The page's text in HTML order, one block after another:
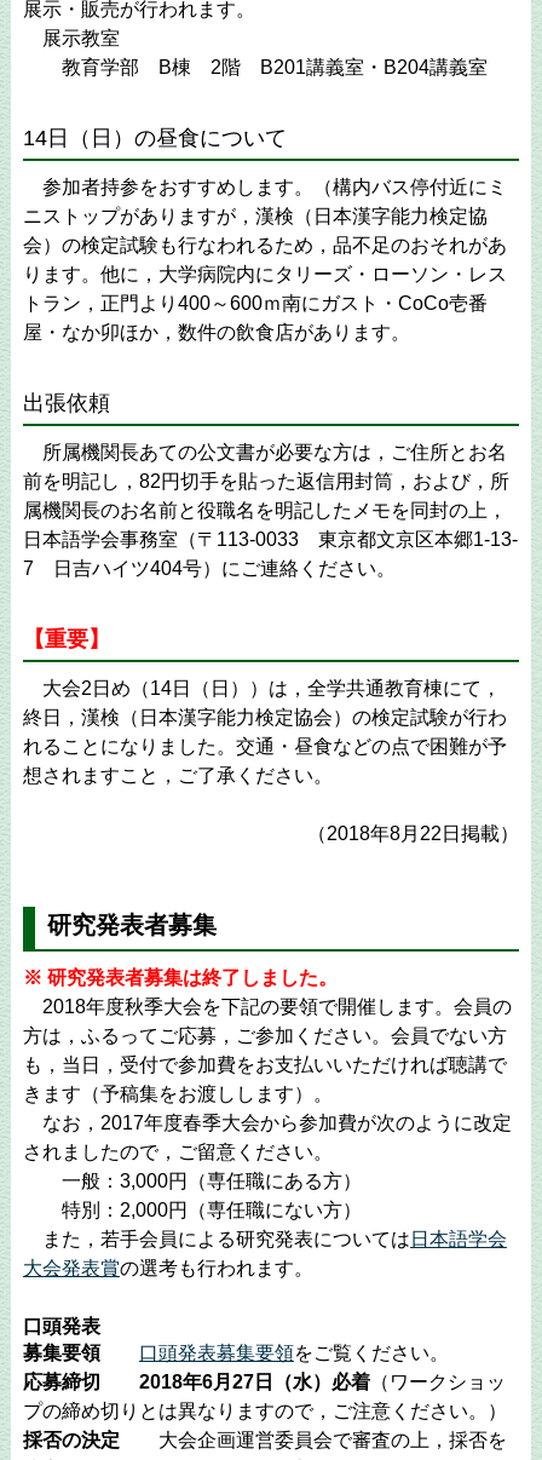
展示・販売が行われます。
展示教室
教育学部 B棟 2階 B201講義室・B204講義室
14日（日）の昼食について
参加者持参をおすすめします。（構内バス停付近にミ
ニストップがありますが，漢検（日本漢字能力検定協
会）の検定試験も行なわれるため，品不足のおそれがあ
ります。他に，大学病院内にタリーズ・ローソン・レス
トラン，正門より400～600ｍ南にガスト・CoCo壱番
屋・なか卯ほか，数件の飲食店があります。
出張依頼
所属機関長あての公文書が必要な方は，ご住所とお名
前を明記し，82円切手を貼った返信用封筒，および，所
属機関長のお名前と役職名を明記したメモを同封の上，
日本語学会事務室（〒113-0033 東京都文京区本郷1-13-
7 日吉ハイツ404号）にご連絡ください。
【重要】
大会2日め（14日（日））は，全学共通教育棟にて，
終日，漢検（日本漢字能力検定協会）の検定試験が行わ
れることになりました。交通・昼食などの点で困難が予
想されますこと，ご了承ください。
（2018年8月22日掲載）
研究発表者募集
※ 研究発表者募集は終了しました。
2018年度秋季大会を下記の要領で開催します。会員の
方は，ふるってご応募，ご参加ください。会員でない方
も，当日，受付で参加費をお支払いいただければ聴講で
きます（予稿集をお渡しします）。
なお，2017年度春季大会から参加費が次のように改定
されましたので，ご留意ください。
一般：3,000円（専任職にある方）
特別：2,000円（専任職にない方）
また，若手会員による研究発表については 日本語学会
大会発表賞の選考も行われます。
口頭発表
募集要領
口頭発表募集要領をご覧ください。
応募締切
2018年6月27日（水）必着（ワークショッ
プの締め切りとは異なりますので，ご注意ください。）
採否の決定 大会企画運営委員会で審査の上，採否を